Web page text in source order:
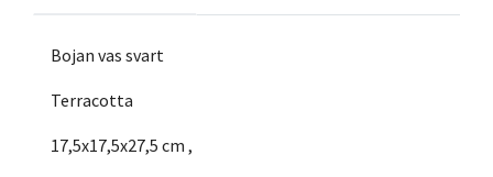
Bojan vas svart
Terracotta
17,5x17,5x27,5 cm ,